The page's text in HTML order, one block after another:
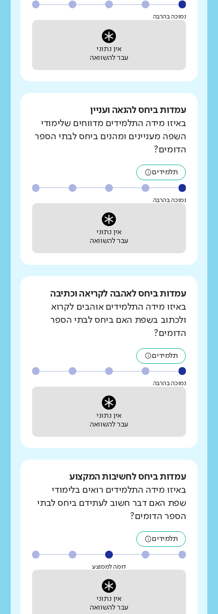
נמוכה בהרבה
אין נתוני
עבר להשוואה
עמדות ביחס להנאה ועניין
באיזו מידה התלמידים מדווחים שלימודי
השפה מעניינים ומהנים ביחס לבתי הספר
הדומים?
תלמידים
נמוכה בהרבה
אין נתוני
עבר להשוואה
עמדות ביחס לאהבה לקריאה וכתיבה
באיזו מידה התלמידים אוהבים לקרוא
ולכתוב בשפת האם ביחס לבתי הספר
הדומים?
תלמידים
נמוכה בהרבה
אין נתוני
עבר להשוואה
עמדות ביחס לחשיבות המקצוע
באיזו מידה התלמידים רואים בלימודי
שפת האם דבר חשוב לעתידם ביחס לבתי
הספר הדומים?
תלמידים
דומה לממוצע
אין נתוני
עבר להשוואה